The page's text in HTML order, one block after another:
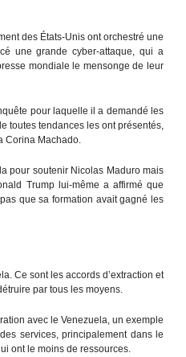
des États-Unis ont orchestré une
une grande cyber-attaque, qui a
mondiale le mensonge de leur
pour laquelle il a demandé les
toutes tendances les ont présentés,
Corina Machado.
pour soutenir Nicolas Maduro mais
Trump lui-même a affirmé que
que sa formation avait gagné les
Ce sont les accords d’extraction et
par tous les moyens.
avec le Venezuela, un exemple
services, principalement dans le
ont le moins de ressources.